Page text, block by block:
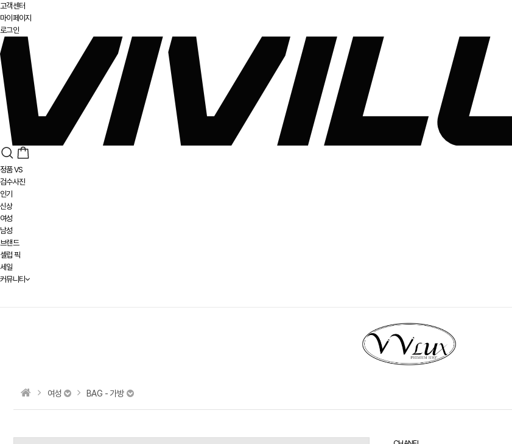
고객센터
마이페이지
로그인
정품 VS
검수사진
인기
신상
여성
남성
브랜드
셀럽 픽
세일
커뮤니티
여성 BAG - 가방